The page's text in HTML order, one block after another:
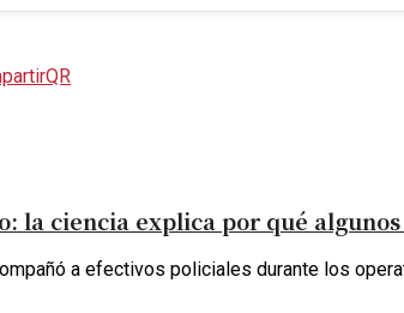
QR
la ciencia explica por qué
a efectivos policiales durante los